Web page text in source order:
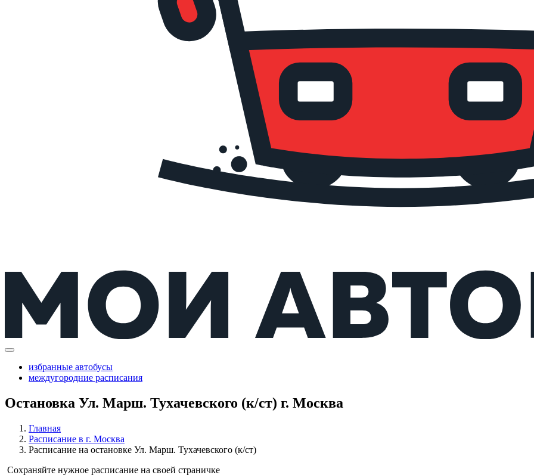
избранные автобусы
междугородние расписания
Остановка Ул. Марш. Тухачевского (к/ст) г. Москва
Главная
Расписание в г. Москва
Расписание на остановке Ул. Марш. Тухачевского (к/ст)
Сохраняйте нужное расписание на своей страничке